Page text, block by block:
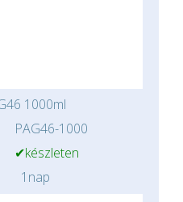
1000ml
PAG46-1000
✔készleten
1nap